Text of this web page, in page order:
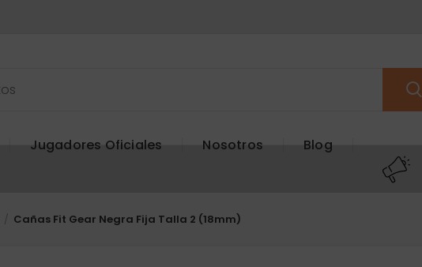
Jugadores Oficiales Nosotros Blog
Cañas Fit Gear Negra Fija Talla 2 (18mm)